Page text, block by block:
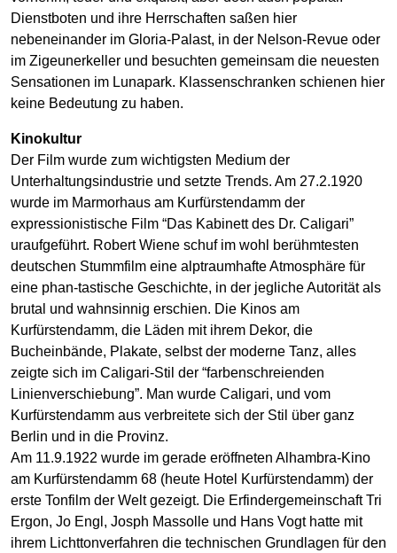
Dienstboten und ihre Herrschaften saßen hier
nebeneinander im Gloria-Palast, in der Nelson-Revue oder
im Zigeunerkeller und besuchten gemeinsam die neuesten
Sensationen im Lunapark. Klassenschranken schienen hier
keine Bedeutung zu haben.
Kinokultur
Der Film wurde zum wichtigsten Medium der
Unterhaltungsindustrie und setzte Trends. Am 27.2.1920
wurde im Marmorhaus am Kurfürstendamm der
expressionistische Film “Das Kabinett des Dr. Caligari”
uraufgeführt. Robert Wiene schuf im wohl berühmtesten
deutschen Stummfilm eine alptraumhafte Atmosphäre für
eine phan-tastische Geschichte, in der jegliche Autorität als
brutal und wahnsinnig erschien. Die Kinos am
Kurfürstendamm, die Läden mit ihrem Dekor, die
Bucheinbände, Plakate, selbst der moderne Tanz, alles
zeigte sich im Caligari-Stil der “farbenschreienden
Linienverschiebung”. Man wurde Caligari, und vom
Kurfürstendamm aus verbreitete sich der Stil über ganz
Berlin und in die Provinz.
Am 11.9.1922 wurde im gerade eröffneten Alhambra-Kino
am Kurfürstendamm 68 (heute Hotel Kurfürstendamm) der
erste Tonfilm der Welt gezeigt. Die Erfindergemeinschaft Tri
Ergon, Jo Engl, Josph Massolle und Hans Vogt hatte mit
ihrem Lichttonverfahren die technischen Grundlagen für den